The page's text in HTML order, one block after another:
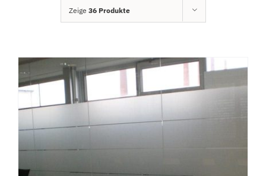
Zeige 36 Produkte